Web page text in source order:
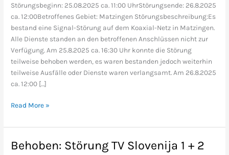
Störungsbeginn: 25.08.2025 ca. 11:00 UhrStörungsende: 26.8.2025
ca. 12:00Betroffenes Gebiet: Matzingen Störungsbeschreibung:Es
bestand eine Signal-Störung auf dem Koaxial-Netz in Matzingen.
Alle Dienste standen an den betroffenen Anschlüssen nicht zur
Verfügung. Am 25.8.2025 ca. 16:30 Uhr konnte die Störung
teilweise behoben werden, es waren bestanden jedoch weiterhin
teilweise Ausfälle oder Dienste waren verlangsamt. Am 26.8.2025
ca. 12:00 […]
Read More »
Behoben: Störung TV Slovenija 1 + 2
Behoben: